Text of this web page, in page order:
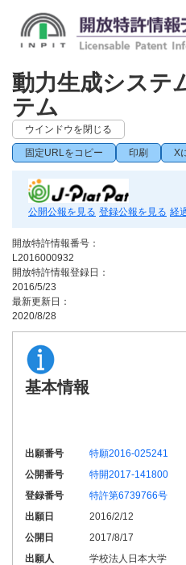
動力生成システ
テム
ウインドウを閉じる
固定URLをコピー 印刷 X
公開公報を見る 登録公報を見る 経
開放特許情報番号：
L2016000932
開放特許情報登録日：
2016/5/23
最新更新日：
2020/8/28
基本情報
出願番号
特願2016-025241
公開番号
特開2017-141800
登録番号
特許第6739766号
出願日
2016/2/12
公開日
2017/8/17
出願人
学校法人日本大学